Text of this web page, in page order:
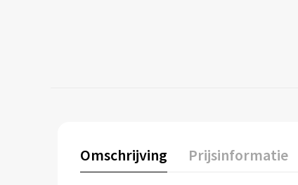
Omschrijving Prijsinformatie